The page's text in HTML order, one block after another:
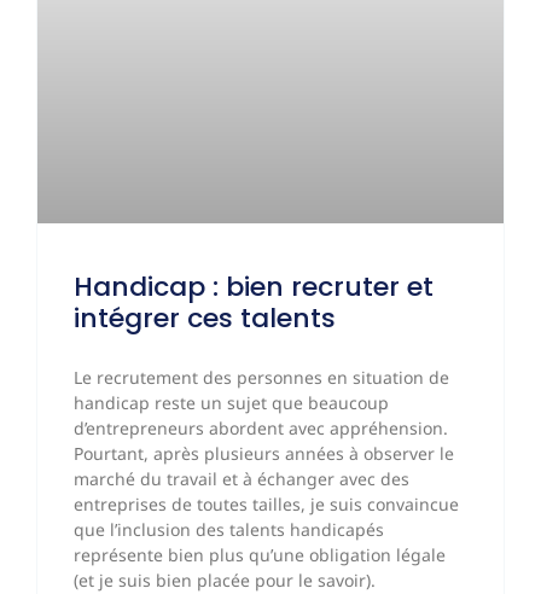
Handicap : bien recruter et
intégrer ces talents
Le recrutement des personnes en situation de
handicap reste un sujet que beaucoup
d’entrepreneurs abordent avec appréhension.
Pourtant, après plusieurs années à observer le
marché du travail et à échanger avec des
entreprises de toutes tailles, je suis convaincue
que l’inclusion des talents handicapés
représente bien plus qu’une obligation légale
(et je suis bien placée pour le savoir).